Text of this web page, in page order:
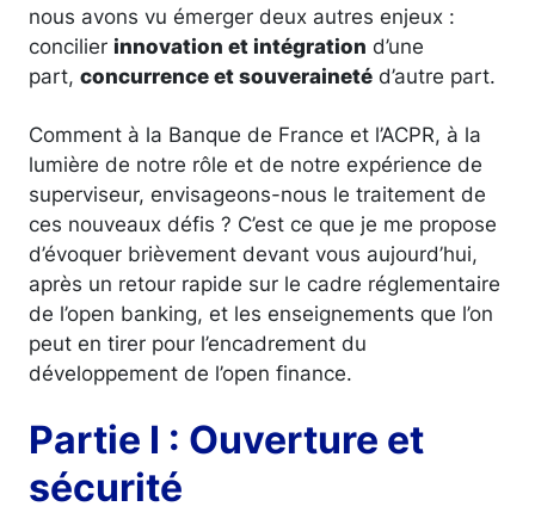
nous avons vu émerger deux autres enjeux :
concilier innovation et intégration d’une
part, concurrence et souveraineté d’autre part.
Comment à la Banque de France et l’ACPR, à la
lumière de notre rôle et de notre expérience de
superviseur, envisageons-nous le traitement de
ces nouveaux défis ? C’est ce que je me propose
d’évoquer brièvement devant vous aujourd’hui,
après un retour rapide sur le cadre réglementaire
de l’open banking, et les enseignements que l’on
peut en tirer pour l’encadrement du
développement de l’open finance.
Partie I : Ouverture et
sécurité